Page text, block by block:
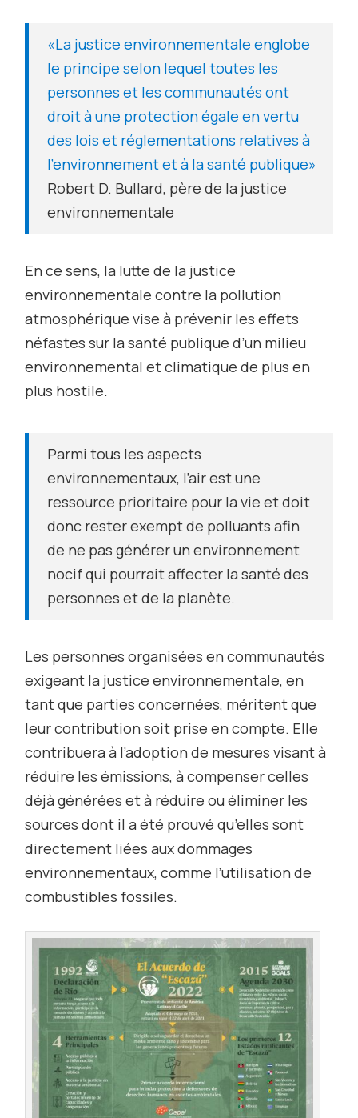
«La justice environnementale englobe
le principe selon lequel toutes les
personnes et les communautés ont
droit à une protection égale en vertu
des lois et réglementations relatives à
l’environnement et à la santé publique»
Robert D. Bullard, père de la justice
environnementale
En ce sens, la lutte de la justice
environnementale contre la pollution
atmosphérique vise à prévenir les effets
néfastes sur la santé publique d’un milieu
environnemental et climatique de plus en
plus hostile.
Parmi tous les aspects
environnementaux, l’air est une
ressource prioritaire pour la vie et doit
donc rester exempt de polluants afin
de ne pas générer un environnement
nocif qui pourrait affecter la santé des
personnes et de la planète.
Les personnes organisées en communautés
exigeant la justice environnementale, en
tant que parties concernées, méritent que
leur contribution soit prise en compte. Elle
contribuera à l’adoption de mesures visant à
réduire les émissions, à compenser celles
déjà générées et à réduire ou éliminer les
sources dont il a été prouvé qu’elles sont
directement liées aux dommages
environnementaux, comme l’utilisation de
combustibles fossiles.